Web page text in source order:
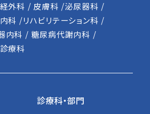
外科 / 皮膚科 /泌尿器科 /
科 /リハビリテーション科 /
内科 / 糖尿病代謝内科 /
療科
診療科・部門